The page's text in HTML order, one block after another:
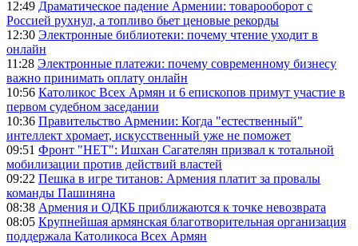
12:49 Драматическое падение Армении: товарооборот с
Россией рухнул, а топливо бьет ценовые рекорды
12:30 Электронные библиотеки: почему чтение уходит в
онлайн
11:28 Электронные платежи: почему современному бизнесу
важно принимать оплату онлайн
10:56 Католикос Всех Армян и 6 епископов примут участие в
первом судебном заседании
10:36 Правительство Армении: Когда "естественный"
интеллект хромает, искусственный уже не поможет
09:51 Фронт "НЕТ": Ишхан Сагателян призвал к тотальной
мобилизации против действий властей
09:22 Пешка в игре титанов: Армения платит за провалы
команды Пашиняна
08:38 Армения и ОДКБ приближаются к точке невозврата
08:05 Крупнейшая армянская благотворительная организация
поддержала Католикоса Всех Армян